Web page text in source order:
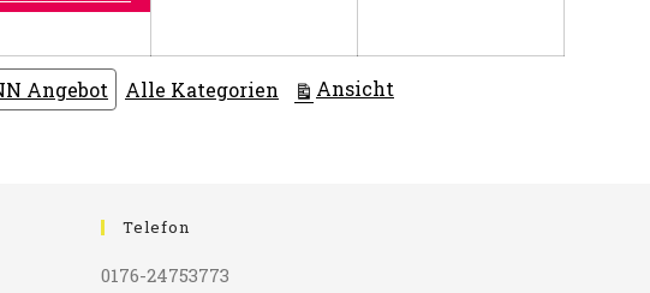
2025
Angebot Alle Kategorien Ansicht
Telefon
0176-24753773